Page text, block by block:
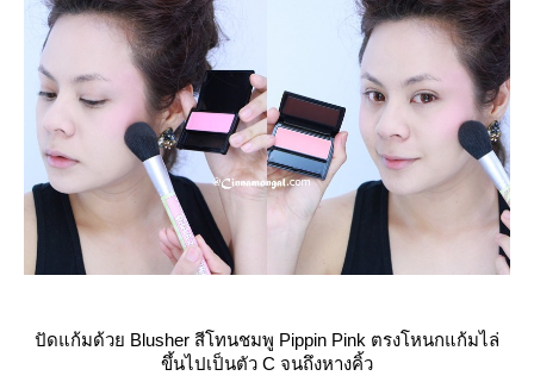
ปัดแก้มด้วย Blusher สีโทนชมพู Pippin Pink ตรงโหนกแก้มไล่
ขึ้นไปเป็นตัว C จนถึงหางคิ้ว